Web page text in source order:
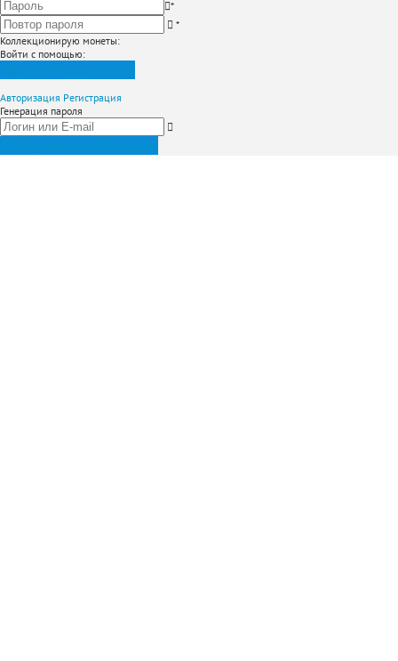
*
*
Коллекционирую монеты:
Войти с помощью:
Авторизация Регистрация
Генерация пароля